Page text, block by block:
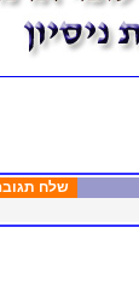
שלח